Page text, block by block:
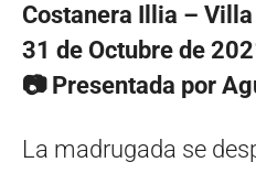
Costanera Illia –
31 de Octubre de
📷 Presentada por
La madrugada se